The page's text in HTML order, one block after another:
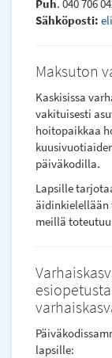
Puh. 040 706
Sähköposti:
Maksuton
Kaskisissa
vakituisesti
hoitopaikkaa
päiväkodilla.
Lapsille
äidinkielellään
meillä
lapsille: